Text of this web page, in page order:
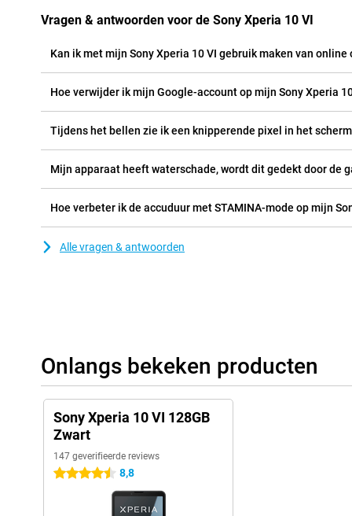
Vragen & antwoorden voor de Sony Xperia 10 VI
Kan ik met mijn Sony Xperia 10 VI gebruik maken van online
Hoe verwijder ik mijn Google-account op mijn Sony Xperia
Tijdens het bellen zie ik een knipperende pixel in het
Mijn apparaat heeft waterschade, wordt dit gedekt door de
Hoe verbeter ik de accuduur met STAMINA-mode op mijn
Alle vragen & antwoorden
Onlangs bekeken producten
Sony Xperia 10 VI 128GB
Zwart
147 geverifieerde reviews
4.5 sterren 8,8